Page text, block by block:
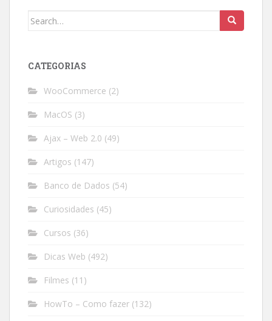
Search
CATEGORIAS
WooCommerce (2)
MacOS (3)
Ajax – Web 2.0 (49)
Artigos (147)
Banco de Dados (54)
Curiosidades (45)
Cursos (36)
Dicas Web (492)
Filmes (11)
HowTo – Como fazer (132)